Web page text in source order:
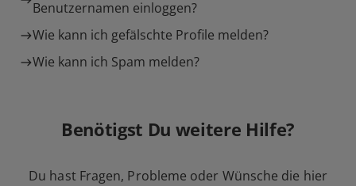
Benutzernamen einloggen?
Wie kann ich gefälschte Profile melden?
Wie kann ich Spam melden?
Benötigst Du weitere Hilfe?
Du hast Fragen, Probleme oder Wünsche die hier